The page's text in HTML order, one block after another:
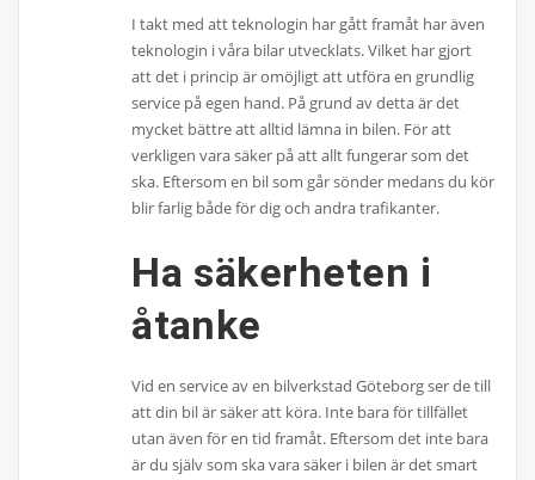
I takt med att teknologin har gått framåt har även
teknologin i våra bilar utvecklats. Vilket har gjort
att det i princip är omöjligt att utföra en grundlig
service på egen hand. På grund av detta är det
mycket bättre att alltid lämna in bilen. För att
verkligen vara säker på att allt fungerar som det
ska. Eftersom en bil som går sönder medans du kör
blir farlig både för dig och andra trafikanter.
Ha säkerheten i
åtanke
Vid en service av en bilverkstad Göteborg ser de till
att din bil är säker att köra. Inte bara för tillfället
utan även för en tid framåt. Eftersom det inte bara
är du själv som ska vara säker i bilen är det smart